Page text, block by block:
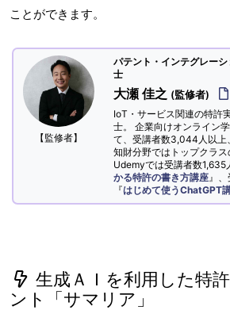
ことができます。
【監修者】
パテント・インテグレー
士
大瀬 佳之 (監修者)
IoT・サービス関連の特許
士。 企業向けオンライン
て、受講者数3,044人以上
知財分野ではトップクラス
Udemyでは受講者数1,635
かる特許の書き方講座 』
『はじめて使うChatGPT
生成ＡＩを利用した特
ント「サマリア」